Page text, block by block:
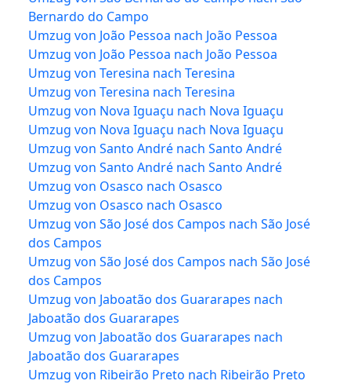
Bernardo do Campo
Umzug von João Pessoa nach João Pessoa
Umzug von João Pessoa nach João Pessoa
Umzug von Teresina nach Teresina
Umzug von Teresina nach Teresina
Umzug von Nova Iguaçu nach Nova Iguaçu
Umzug von Nova Iguaçu nach Nova Iguaçu
Umzug von Santo André nach Santo André
Umzug von Santo André nach Santo André
Umzug von Osasco nach Osasco
Umzug von Osasco nach Osasco
Umzug von São José dos Campos nach São José
dos Campos
Umzug von São José dos Campos nach São José
dos Campos
Umzug von Jaboatão dos Guararapes nach
Jaboatão dos Guararapes
Umzug von Jaboatão dos Guararapes nach
Jaboatão dos Guararapes
Umzug von Ribeirão Preto nach Ribeirão Preto